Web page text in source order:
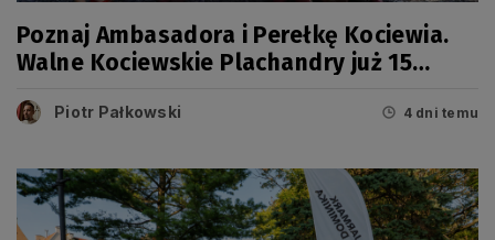
Poznaj Ambasadora i Perełkę Kociewia.
Walne Kociewskie Plachandry już 15
Piotr Pałkowski 4 dni temu